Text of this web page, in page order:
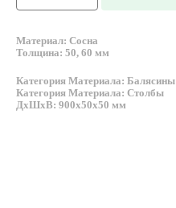
Материал: Сосна
Толщина: 50, 60 мм
Категория Материала: Балясины
Категория Материала: Столбы
ДxШxВ: 900x50x50 мм